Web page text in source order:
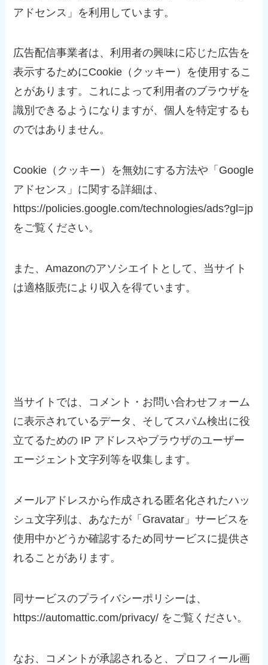
アドセンス」を利用しています。
広告配信事業者は、利用者の興味に応じた広告を
表示するためにCookie（クッキー）を使用するこ
とがあります。これによって利用者のブラウザを
識別できるようになりますが、個人を特定するも
のではありません。
Cookie（クッキー）を無効にする方法や「Google
アドセンス」に関する詳細は、
https://policies.google.com/technologies/ads?gl=jp
をご覧ください。
また、Amazonのアソシエイトとして、当サイト
は適格販売により収入を得ています。
当サイトでは、コメント・お問い合わせフォーム
に表示されているデータ、そしてスパム検出に役
立てるための IP アドレスやブラウザのユーザー
エージェント文字列等を収集します。
メールアドレスから作成される匿名化されたハッ
シュ文字列は、あなたが「Gravatar」サービスを
使用中かどうか確認するため同サービスに提供さ
れることがあります。
同サービスのプライバシーポリシーは、
https://automattic.com/privacy/ をご覧ください。
なお、コメントが承認されると、プロフィール画